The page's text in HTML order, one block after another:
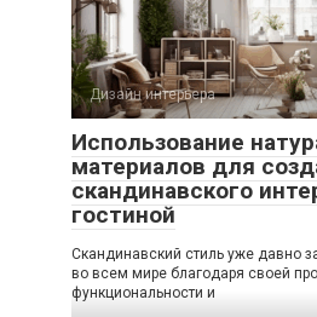
Дизайн интерьера
Использование
материалов для
скандинавского
гостиной
Скандинавский стиль уже давно
во всем мире благодаря своей
функциональности и